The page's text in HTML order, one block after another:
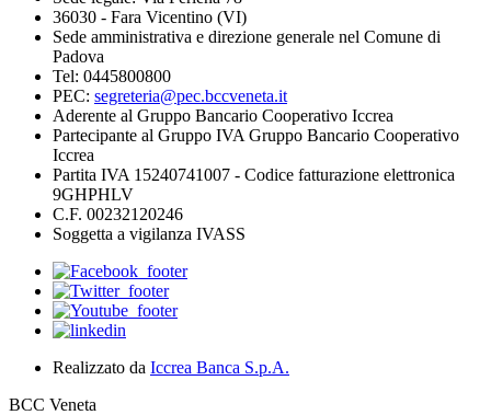
36030 - Fara Vicentino (VI)
Sede amministrativa e direzione generale nel Comune di
Padova
Tel: 0445800800
PEC: segreteria@pec.bccveneta.it
Aderente al Gruppo Bancario Cooperativo Iccrea
Partecipante al Gruppo IVA Gruppo Bancario Cooperativo
Iccrea
Partita IVA 15240741007 - Codice fatturazione elettronica
9GHPHLV
C.F. 00232120246
Soggetta a vigilanza IVASS
Realizzato da Iccrea Banca S.p.A.
BCC Veneta